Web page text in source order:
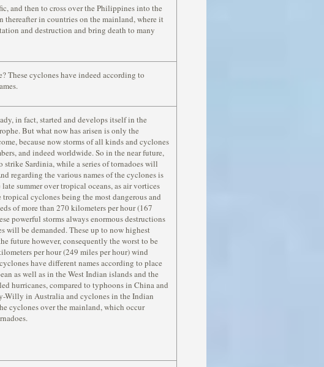
and then to cross over the Philippines into the
thereafter in countries on the mainland, where it
and destruction and bring death to many
These cyclones have indeed according to
in fact, started and develops itself in the
But what now has arisen is only the
because now storms of all kinds and cyclones
and indeed worldwide. So in the near future,
strike Sardinia, while a series of tornadoes will
regarding the various names of the cyclones is
summer over tropical oceans, as air vortices
cyclones being the most dangerous and
of more than 270 kilometers per hour (167
powerful storms always enormous destructions
will be demanded. These up to now highest
future however, consequently the worst to be
per hour (249 miles per hour) wind
have different names according to place
as well as in the West Indian islands and the
hurricanes, compared to typhoons in China and
Willy in Australia and cyclones in the Indian
cyclones over the mainland, which occur